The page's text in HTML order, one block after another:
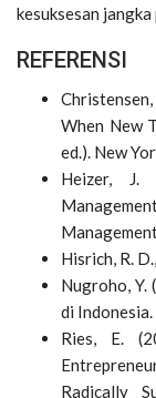
kesuksesan
REFERENSI
When New
ed.). New
Heizer, J.
Hisrich, R.
Nugroho, Y.
di
Ries, E.
Radically